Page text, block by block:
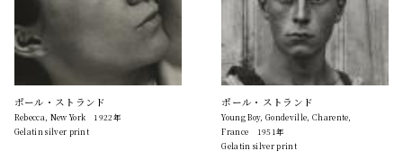
ポール・ストランド
Rebecca, New York 1922年
Gelatin silver print
ポール・ストランド
Young Boy, Gondeville, Charente,
France 1951年
Gelatin silver print